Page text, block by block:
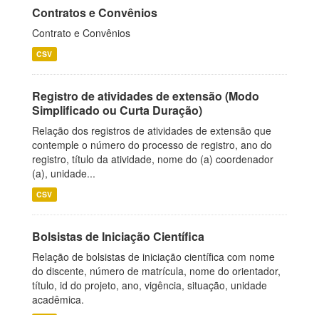
Contratos e Convênios
Contrato e Convênios
CSV
Registro de atividades de extensão (Modo
Simplificado ou Curta Duração)
Relação dos registros de atividades de extensão que
contemple o número do processo de registro, ano do
registro, título da atividade, nome do (a) coordenador
(a), unidade...
CSV
Bolsistas de Iniciação Científica
Relação de bolsistas de iniciação científica com nome
do discente, número de matrícula, nome do orientador,
título, id do projeto, ano, vigência, situação, unidade
acadêmica.